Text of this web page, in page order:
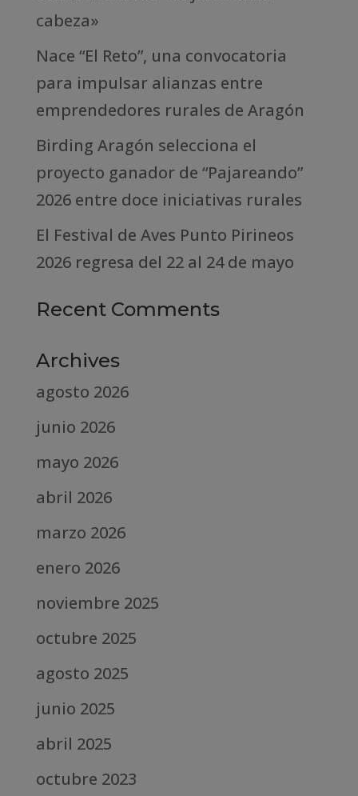
cabeza»
Nace “El Reto”, una convocatoria
para impulsar alianzas entre
emprendedores rurales de Aragón
Birding Aragón selecciona el
proyecto ganador de “Pajareando”
2026 entre doce iniciativas rurales
El Festival de Aves Punto Pirineos
2026 regresa del 22 al 24 de mayo
Recent Comments
Archives
agosto 2026
junio 2026
mayo 2026
abril 2026
marzo 2026
enero 2026
noviembre 2025
octubre 2025
agosto 2025
junio 2025
abril 2025
octubre 2023